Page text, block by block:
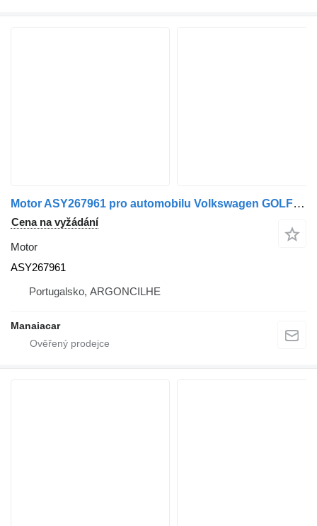
Motor ASY267961 pro automobilu Volkswagen GOLF III (1H1) | 91 - 98
Cena na vyžádání
Motor
ASY267961
Portugalsko, ARGONCILHE
Manaiacar